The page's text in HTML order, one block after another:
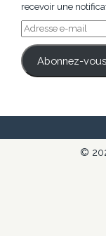
recevoir une
Adresse
e-
mail
Abonnez-vous
©